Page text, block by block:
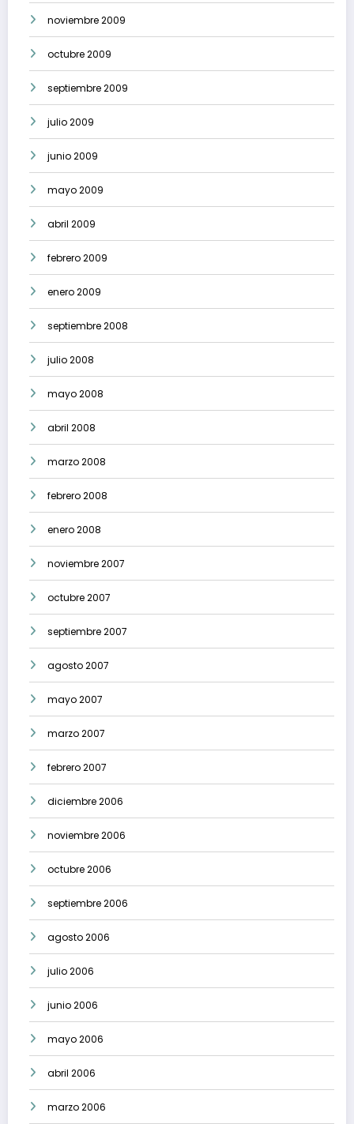
noviembre 2009
octubre 2009
septiembre 2009
julio 2009
junio 2009
mayo 2009
abril 2009
febrero 2009
enero 2009
septiembre 2008
julio 2008
mayo 2008
abril 2008
marzo 2008
febrero 2008
enero 2008
noviembre 2007
octubre 2007
septiembre 2007
agosto 2007
mayo 2007
marzo 2007
febrero 2007
diciembre 2006
noviembre 2006
octubre 2006
septiembre 2006
agosto 2006
julio 2006
junio 2006
mayo 2006
abril 2006
marzo 2006